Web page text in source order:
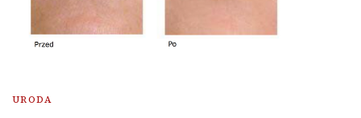
URODA